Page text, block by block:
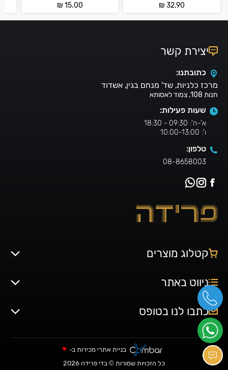
₪ 32.90
₪ 15.00
יצירת קשר
כתובתנו:
מרכז כלניות, שד' מנחם בגין, אשדוד
חנות 108, צמוד לאסותא
שעות פעילות:
א'-ה': 09:30 - 18:30
ו': 10:00-13:00
טלפון:
08-8658003
קטלוג מוצרים
ניווט באתר
כתבו לנו בטופס
בניית אתרי מכירות ב- ♥
כל הזכויות שמורות © בדי פרידה 2026